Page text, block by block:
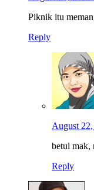
Piknik itu
Reply
August
betul mak,
Reply